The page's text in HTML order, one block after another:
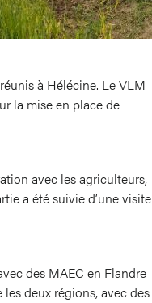
à Hélécine. Le VLM
la mise en place de
avec les agriculteurs,
a été suivie d’une visite
des MAEC en Flandre
deux régions, avec des